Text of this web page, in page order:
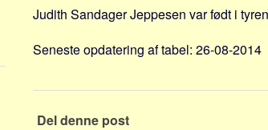
Judith Sandager Jeppesen var født i
Seneste opdatering af tabel: 26-08-2014
Del denne post